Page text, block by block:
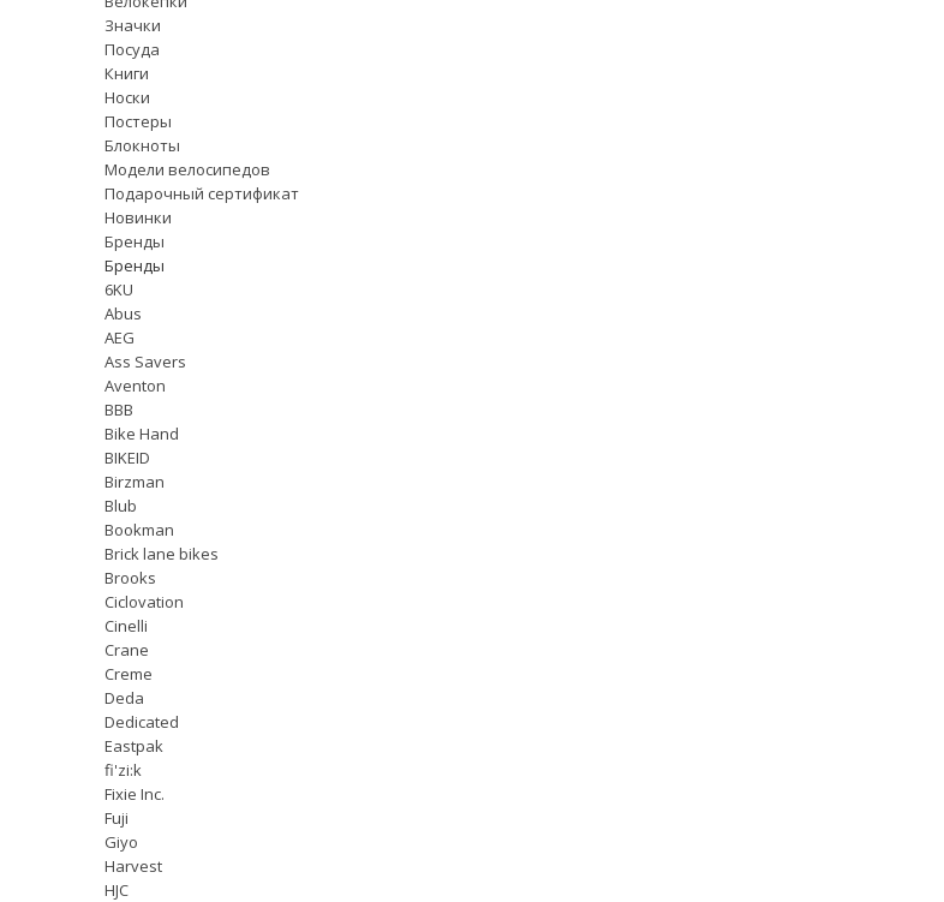
Значки
Посуда
Книги
Носки
Постеры
Блокноты
Модели велосипедов
Подарочный сертификат
Новинки
Бренды
Бренды
6KU
Abus
AEG
Ass Savers
Aventon
BBB
Bike Hand
BIKEID
Birzman
Blub
Bookman
Brick lane bikes
Brooks
Ciclovation
Cinelli
Crane
Creme
Deda
Dedicated
Eastpak
fi'zi:k
Fixie Inc.
Fuji
Giyo
Harvest
HJC